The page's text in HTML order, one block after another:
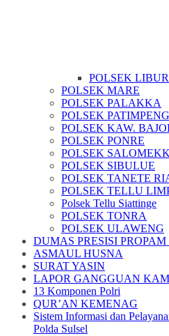
POLSEK
POLSEK MARE
POLSEK PALAKKA
POLSEK PATIMPENG
POLSEK KAW.
POLSEK PONRE
POLSEK
POLSEK SIBULUE
POLSEK TANETE
POLSEK TELLU
Polsek Tellu Siattinge
POLSEK TONRA
POLSEK ULAWENG
DUMAS PRESISI
ASMAUL HUSNA
SURAT YASIN
LAPOR GANGGUAN
13 Komponen Polri
QUR’AN KEMENAG
Sistem Informasi dan
Polda Sulsel